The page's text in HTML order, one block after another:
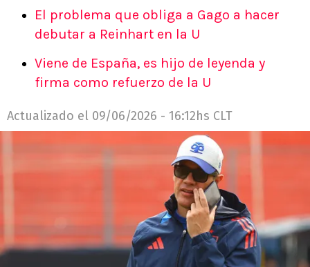
El problema que obliga a Gago a hacer
debutar a Reinhart en la U
Viene de España, es hijo de leyenda y
firma como refuerzo de la U
Actualizado el 09/06/2026 - 16:12hs CLT